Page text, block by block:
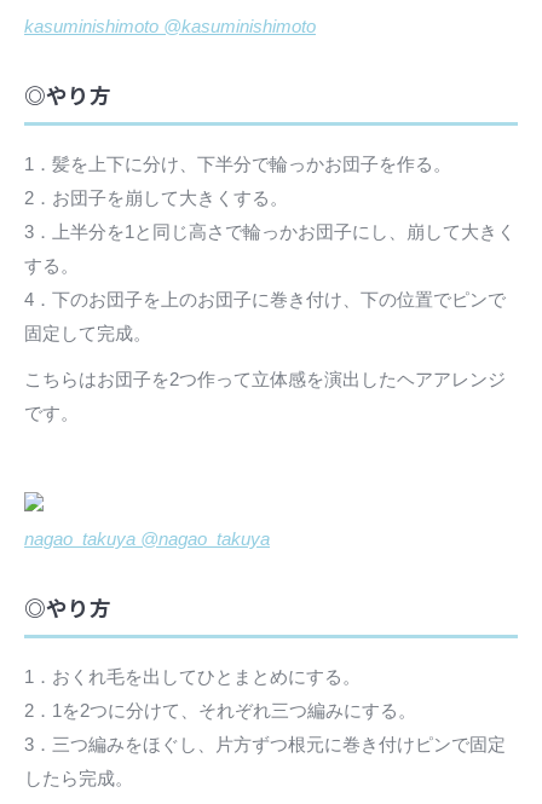
kasuminishimoto @kasuminishimoto
◎やり方
1．髪を上下に分け、下半分で輪っかお団子を作る。
2．お団子を崩して大きくする。
3．上半分を1と同じ高さで輪っかお団子にし、崩して大きく
する。
4．下のお団子を上のお団子に巻き付け、下の位置でピンで
固定して完成。
こちらはお団子を2つ作って立体感を演出したヘアアレンジ
です。
nagao_takuya @nagao_takuya
◎やり方
1．おくれ毛を出してひとまとめにする。
2．1を2つに分けて、それぞれ三つ編みにする。
3．三つ編みをほぐし、片方ずつ根元に巻き付けピンで固定
したら完成。